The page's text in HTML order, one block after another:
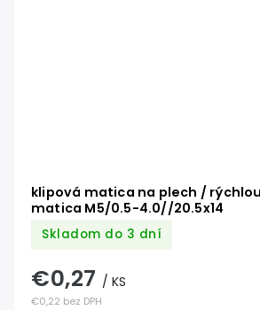
klipová matica na plech /
matica M5/0.5-4.0//20.5x14
Skladom do 3 dní
€0,22 bez DPH
€0,27 / KS